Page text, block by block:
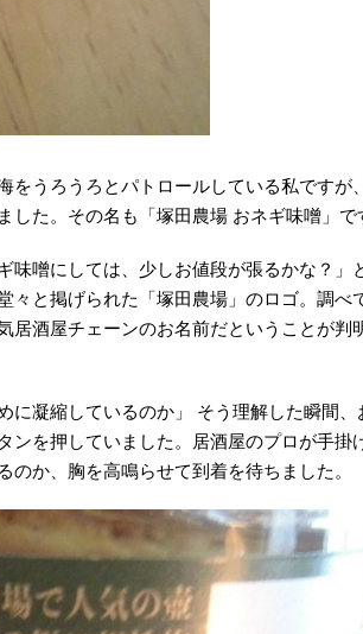
をうろうろとパトロールしている私ですが
た。その名も「塚田農場 おネギ味噌」で
味噌にしては、少しお値段が張るかな？」
々と掲げられた「塚田農場」のロゴ。調べ
居酒屋チェーンのお名前だということが判
に凝縮しているのか」 そう理解した瞬間、
ンを押していました。居酒屋のプロが手掛
か、胸を高鳴らせて到着を待ちました。